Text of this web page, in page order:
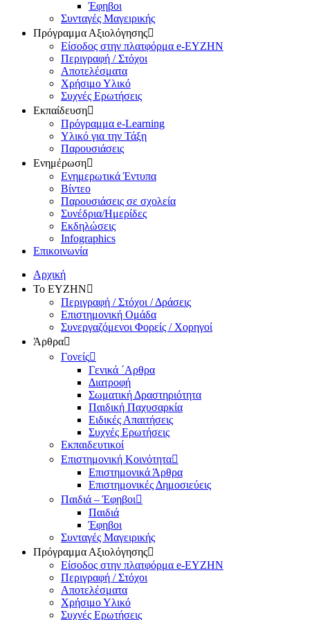
Έφηβοι
Συνταγές Μαγειρικής
Πρόγραμμα Αξιολόγησης
Είσοδος στην πλατφόρμα e-EYZHN
Περιγραφή / Στόχοι
Αποτελέσματα
Χρήσιμο Υλικό
Συχνές Ερωτήσεις
Εκπαίδευση
Πρόγραμμα e-Learning
Υλικό για την Τάξη
Παρουσιάσεις
Ενημέρωση
Ενημερωτικά Έντυπα
Βίντεο
Παρουσιάσεις σε σχολεία
Συνέδρια/Ημερίδες
Εκδηλώσεις
Infographics
Επικοινωνία
Αρχική
Το ΕΥΖΗΝ
Περιγραφή / Στόχοι / Δράσεις
Επιστημονική Ομάδα
Συνεργαζόμενοι Φορείς / Χορηγοί
Άρθρα
Γονείς
Γενικά ΄Αρθρα
Διατροφή
Σωματική Δραστηριότητα
Παιδική Παχυσαρκία
Ειδικές Απαιτήσεις
Συχνές Ερωτήσεις
Εκπαιδευτικοί
Επιστημονική Κοινότητα
Επιστημονικά Άρθρα
Επιστημονικές Δημοσιεύεις
Παιδιά – Έφηβοι
Παιδιά
Έφηβοι
Συνταγές Μαγειρικής
Πρόγραμμα Αξιολόγησης
Είσοδος στην πλατφόρμα e-EYZHN
Περιγραφή / Στόχοι
Αποτελέσματα
Χρήσιμο Υλικό
Συχνές Ερωτήσεις